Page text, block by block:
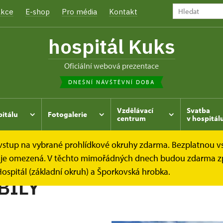
E-shop Pro média Kontakt
hospitál Kuks
oficiální webová prezentace
DNEŠNÍ NÁVŠTĚVNÍ DOBA
Fotogalerie
Vzdělávací
centrum
Svatba
v
na vybrané prohlídkové okruhy zdarma. Bezplatnou
omezená. V těchto mimořádných dnech budou zdarma
(základní okruh) a Šporkovská hrobka.
Kukský herbář - aneb co u nás roste... POSED